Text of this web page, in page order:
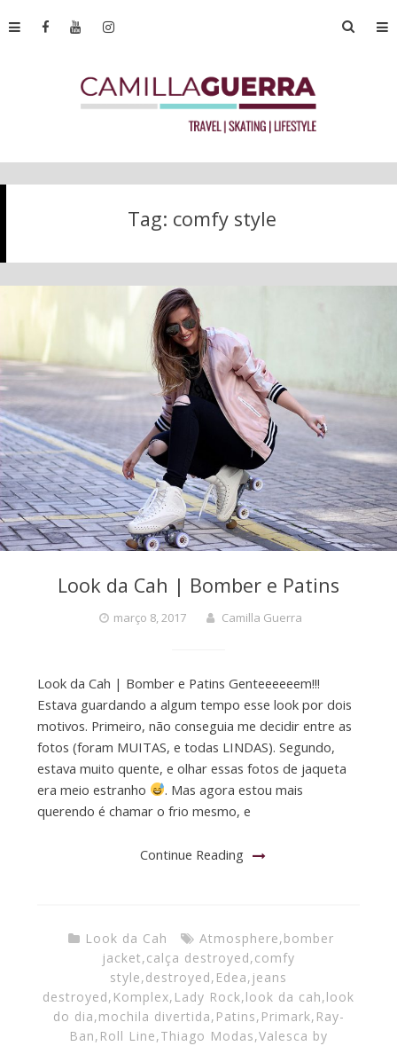
Tag: comfy style
Look da Cah | Bomber e Patins
março 8, 2017 Camilla Guerra
Look da Cah | Bomber e Patins Genteeeeeem!!!
Estava guardando a algum tempo esse look por dois
motivos. Primeiro, não conseguia me decidir entre as
fotos (foram MUITAS, e todas LINDAS). Segundo,
estava muito quente, e olhar essas fotos de jaqueta
era meio estranho
. Mas agora estou mais
querendo é chamar o frio mesmo, e
Continue Reading
Look da Cah Atmosphere,bomber
jacket,calça destroyed,comfy
style,destroyed, Edea, jeans
destroyed, Komplex, Lady Rock,look da cah,look
do dia,mochila divertida, Patins, Primark, Ray-
Ban, Roll Line,Thiago Modas,Valesca by